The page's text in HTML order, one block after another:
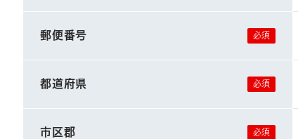
郵便番号
都道府県
市区郡